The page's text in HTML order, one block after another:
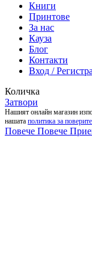
Книги
Принтове
За нас
Кауза
Блог
Контакти
Вход /
Количка
Затвори
Нашият онлайн магазин
нашата политика за
Повече Повече